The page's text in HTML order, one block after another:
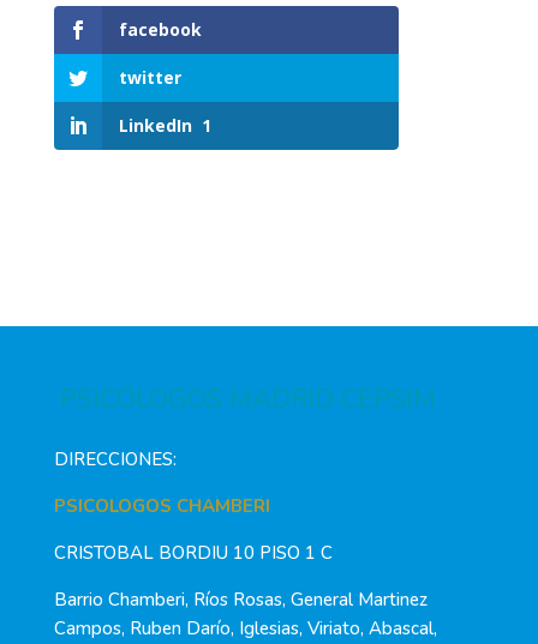
facebook
twitter
LinkedIn 1
PSICÓLOGOS MADRID CEPSIM
DIRECCIONES:
PSICOLOGOS CHAMBERI
CRISTOBAL BORDIU 10 PISO 1 C
Barrio Chamberi, Ríos Rosas, General Martinez
Campos, Ruben Darío, Iglesias, Viriato, Abascal,